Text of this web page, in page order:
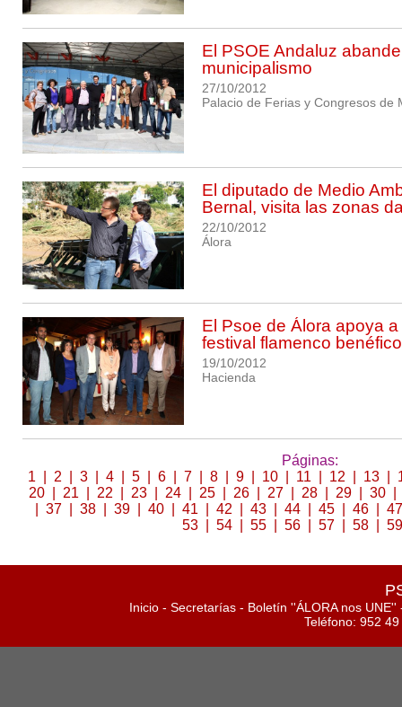
El PSOE Andaluz
municipalismo
27/10/2012
Palacio de Ferias y Congresos de
El diputado de Medio
Bernal, visita las zonas
22/10/2012
Álora
El Psoe de Álora apoya
festival flamenco benéfico
19/10/2012
Hacienda
Páginas:
1
2 3 4 5 6 7 8 9 10 11 12 13
20
21 22 23 24 25 26 27 28 29 30
37 38 39 40 41 42 43 44 45 46
47
53
54 55 56 57 58 59
Inicio - Secretarías - Boletín ''ÁLORA nos UNE''
Teléfono: 952